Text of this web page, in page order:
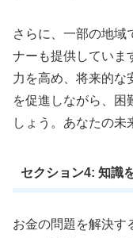
さらに、一部の地域
ナーも提供していま
力を高め、将来的な
を促進しながら、困
しょう。あなたの未
セクション4: 知識
お金の問題を解決す